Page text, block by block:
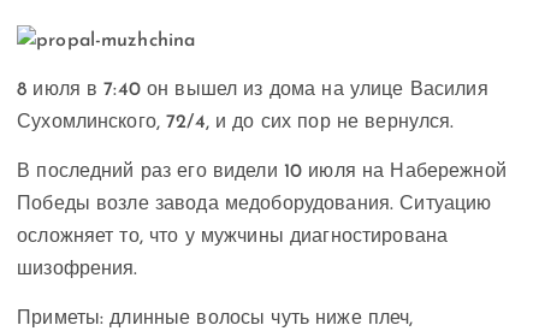
8 июля в 7:40 он вышел из дома на улице Василия
Сухомлинского, 72/4, и до сих пор не вернулся.
В последний раз его видели 10 июля на Набережной
Победы возле завода медоборудования. Ситуацию
осложняет то, что у мужчины диагностирована
шизофрения.
Приметы: длинные волосы чуть ниже плеч,